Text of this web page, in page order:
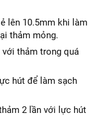
lên 10.5mm khi làm
thảm mỏng.
với thảm trong quá
hút để làm sạch
2 lần với lực hút